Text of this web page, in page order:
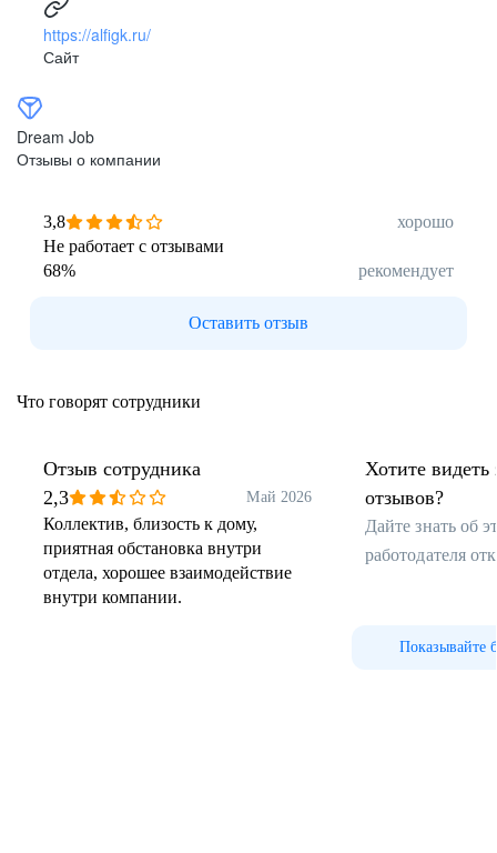
https://alfigk.ru/
Сайт
Dream Job
Отзывы о компании
3,8
хорошо
Не работает с отзывами
68% рекомендует
Оставить отзыв
Что говорят сотрудники
Отзыв сотрудника
2,3
Май 2026
Коллектив, близость к дому,
приятная обстановка внутри
отдела, хорошее взаимодействие
внутри компании.
Хотите видеть
отзывов?
Дайте знать об
работодателя
Показывайте